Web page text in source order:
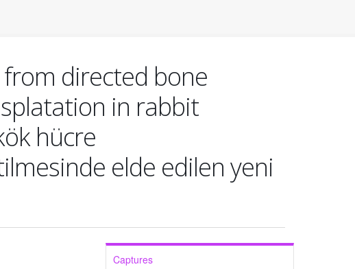
directed bone
in rabbit
hücre
elde edilen yeni
Captures